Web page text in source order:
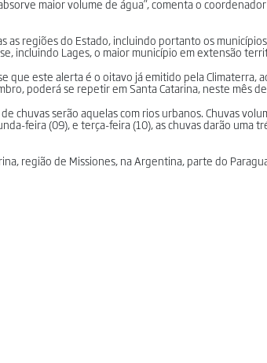
maior volume de água”, comenta o coordenador
as regiões do Estado, incluindo portanto os
incluindo Lages, o maior município em extensão
que este alerta é o oitavo já emitido pela Climaterra,
poderá se repetir em Santa Catarina, neste mês
chuvas serão aquelas com rios urbanos. Chuvas
feira (09), e terça-feira (10), as chuvas darão uma
região de Missiones, na Argentina, parte do